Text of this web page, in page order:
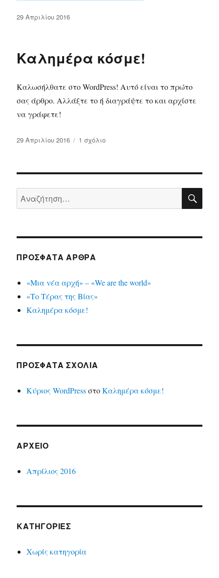
Δημοσιεύτηκε
29 Απριλίου 2016
Καλημέρα κόσμε!
Καλωσήλθατε στο WordPress! Αυτό είναι το πρώτο
σας άρθρο. Αλλάξτε το ή διαγράψτε το και αρχίστε
να γράφετε!
Δημοσιεύτηκε
29 Απριλίου 2016 1 σχόλιο
Αναζήτηση
για:
ΠΡΌΣΦΑΤΑ ΆΡΘΡΑ
«Μια νέα αρχή» – «We are the world»
«Το Τέρας της Βίας»
Καλημέρα κόσμε!
ΠΡΌΣΦΑΤΑ ΣΧΌΛΙΑ
Κύριος WordPressστοΚαλημέρα κόσμε!
ΑΡΧΕΊΟ
Απρίλιος 2016
KΑΤΗΓΟΡΊΕΣ
Χωρίς κατηγορία